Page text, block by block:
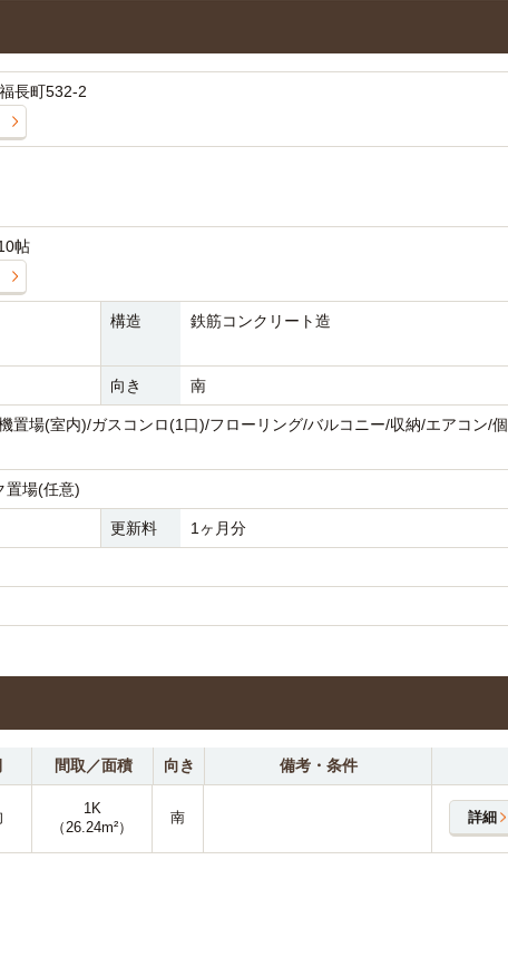
長町532-2
帖
構造 鉄筋コンクリート造
向き 南
置場(室内)/ガスコンロ(1口)/フローリング/バルコニー/収納/エアコン/個
置場(任意)
更新料 1ヶ月分
間取／面積 向き 備考・条件
1K
（26.24m²）
南 詳細